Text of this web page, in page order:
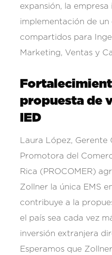
expansión, la empresa
implementación de
compartidos para
Marketing, Ventas y
propuesta de
IED
Laura López, Gerente
Promotora del
Rica (PROCOMER)
Zollner la única EMS
contribuye a la
el país sea cada vez
inversión extranjera
Esperamos que